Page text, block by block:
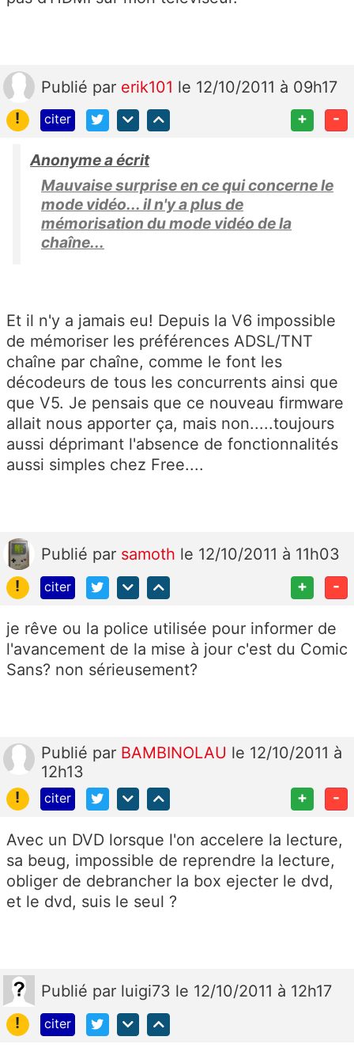
Publié par erik101 le 12/10/2011 à 09h17
!
citer + -
Anonyme a écrit
Mauvaise surprise en ce qui concerne le
mode vidéo... il n'y a plus de
mémorisation du mode vidéo de la
chaîne...
Et il n'y a jamais eu! Depuis la V6 impossible
de mémoriser les préférences ADSL/TNT
chaîne par chaîne, comme le font les
décodeurs de tous les concurrents ainsi que
que V5. Je pensais que ce nouveau firmware
allait nous apporter ça, mais non.....toujours
aussi déprimant l'absence de fonctionnalités
aussi simples chez Free....
Publié par samoth le 12/10/2011 à 11h03
!
citer + -
je rêve ou la police utilisée pour informer de
l'avancement de la mise à jour c'est du Comic
Sans? non sérieusement?
Publié par BAMBINOLAU le 12/10/2011 à
12h13
!
citer + -
Avec un DVD lorsque l'on accelere la lecture,
sa beug, impossible de reprendre la lecture,
obliger de debrancher la box ejecter le dvd,
et le dvd, suis le seul ?
Publié par luigi73 le 12/10/2011 à 12h17
!
citer